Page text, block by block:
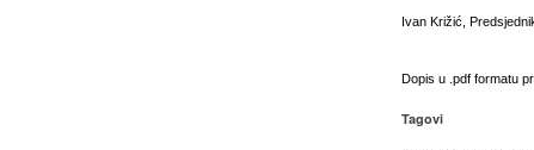
Ivan Križić,
Dopis u .pdf formatu
Tagovi